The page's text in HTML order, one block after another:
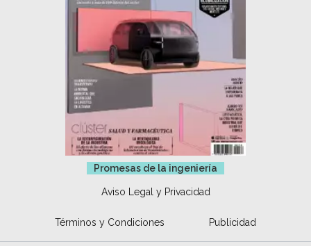
Promesas de la ingeniería
Aviso Legal y Privacidad
Términos y Condiciones Publicidad